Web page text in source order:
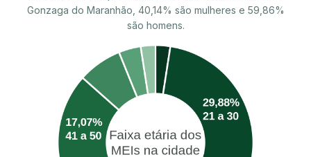
Gonzaga do Maranhão, 40,14% são mulheres e 59,86%
são homens.